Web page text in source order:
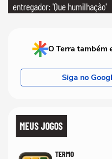
entregador: 'Que humilhação'
O Terra também
Siga no
MEUS JOGOS
TERMO